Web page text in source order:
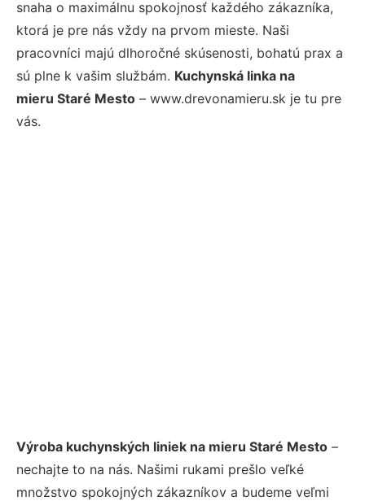
snaha o maximálnu spokojnosť každého zákazníka,
ktorá je pre nás vždy na prvom mieste. Naši
pracovníci majú dlhoročné skúsenosti, bohatú prax a
sú plne k vašim službám. Kuchynská linka na
mieru Staré Mesto – www.drevonamieru.sk je tu pre
vás.
Výroba kuchynských liniek na mieru Staré Mesto –
nechajte to na nás. Našimi rukami prešlo veľké
množstvo spokojných zákazníkov a budeme veľmi